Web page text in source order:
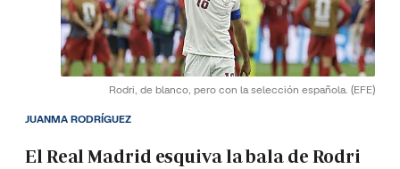
Rodri, de blanco, pero con la selección española. (EFE)
El Real Madrid esquiva la bala de Rodri
JUANMA RODRÍGUEZ